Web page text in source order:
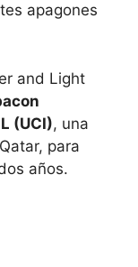
apagones
and Light
(UCI), una
para
años.